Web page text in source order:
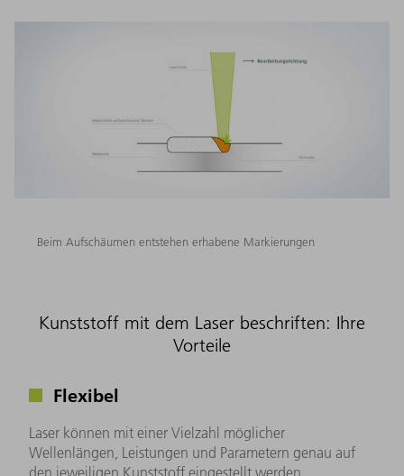
Beim Aufschäumen entstehen erhabene Markierungen
Kunststoff mit dem Laser beschriften: Ihre
Vorteile
Flexibel
Laser können mit einer Vielzahl möglicher
Wellenlängen, Leistungen und Parametern genau auf
den jeweiligen Kunststoff eingestellt werden.